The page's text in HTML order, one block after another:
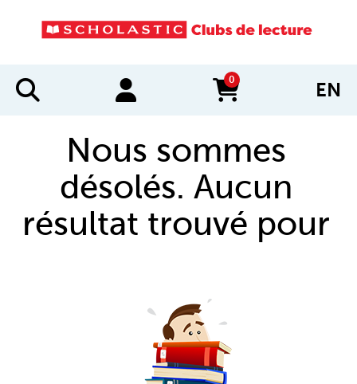
0
items in cart EN
Nous sommes
désolés. Aucun
résultat trouvé pour